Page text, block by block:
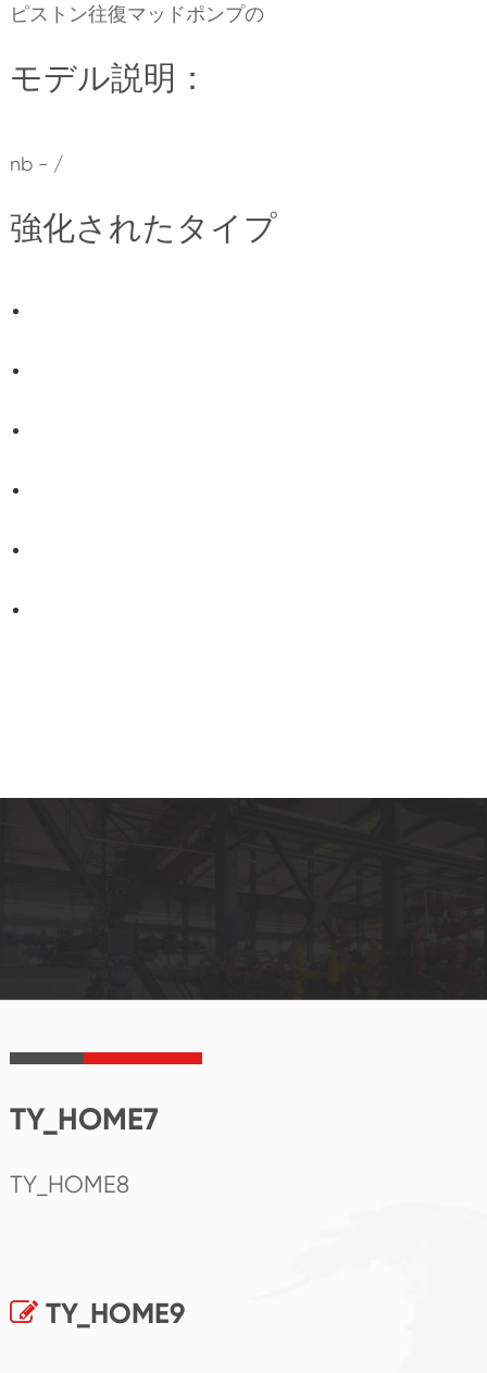
ピストン往復マッドポンプの
モデル説明：
nb - /
強化されたタイプ
TY_HOME7
TY_HOME8
TY_HOME9